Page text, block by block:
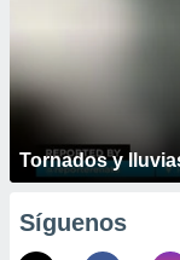
Tornados y
Síguenos